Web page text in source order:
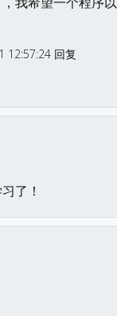
12:57:24 回复
了！